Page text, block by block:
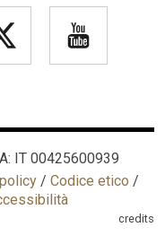
IT 00425600939
/ Codice etico /
credits